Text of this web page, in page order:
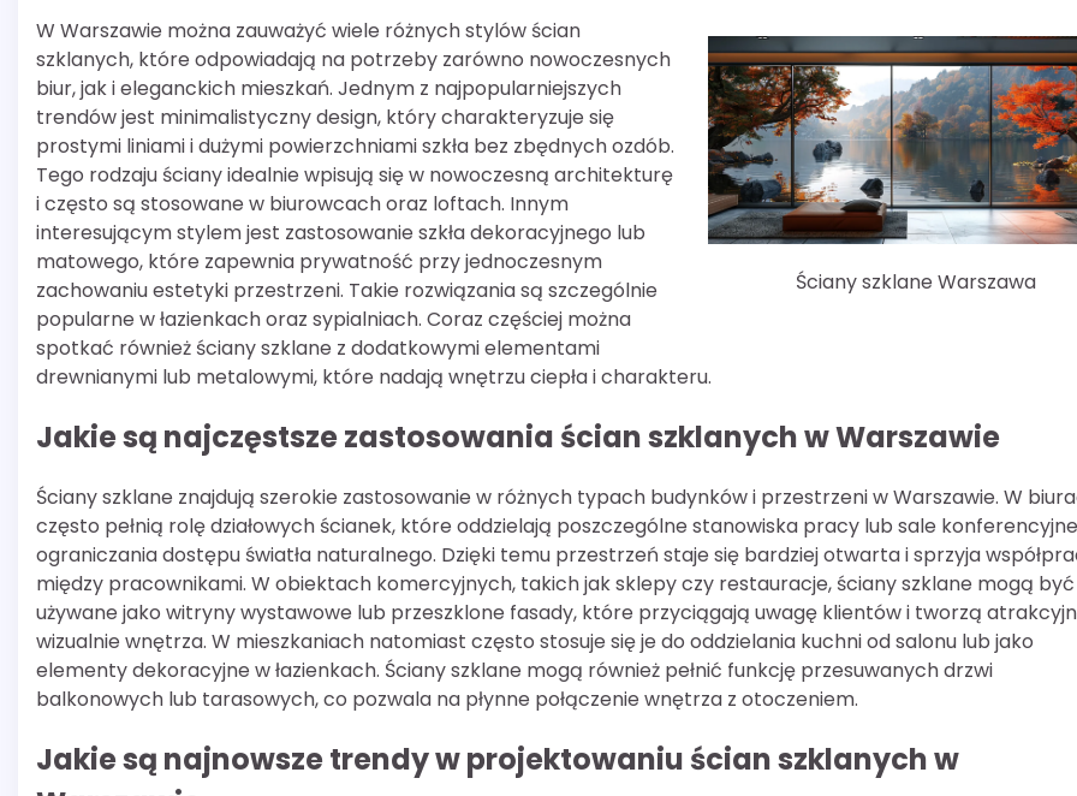
Ściany szklane Warszawa
W Warszawie można zauważyć wiele różnych stylów ścian
szklanych, które odpowiadają na potrzeby zarówno nowoczesnych
biur, jak i eleganckich mieszkań. Jednym z najpopularniejszych
trendów jest minimalistyczny design, który charakteryzuje się
prostymi liniami i dużymi powierzchniami szkła bez zbędnych ozdób.
Tego rodzaju ściany idealnie wpisują się w nowoczesną architekturę
i często są stosowane w biurowcach oraz loftach. Innym
interesującym stylem jest zastosowanie szkła dekoracyjnego lub
matowego, które zapewnia prywatność przy jednoczesnym
zachowaniu estetyki przestrzeni. Takie rozwiązania są szczególnie
popularne w łazienkach oraz sypialniach. Coraz częściej można
spotkać również ściany szklane z dodatkowymi elementami
drewnianymi lub metalowymi, które nadają wnętrzu ciepła i charakteru.
Jakie są najczęstsze zastosowania ścian szklanych w Warszawie
Ściany szklane znajdują szerokie zastosowanie w różnych typach budynków i przestrzeni w Warszawie. W
często pełnią rolę działowych ścianek, które oddzielają poszczególne stanowiska pracy lub sale
ograniczania dostępu światła naturalnego. Dzięki temu przestrzeń staje się bardziej otwarta i sprzyja
między pracownikami. W obiektach komercyjnych, takich jak sklepy czy restauracje, ściany szklane mogą być
używane jako witryny wystawowe lub przeszklone fasady, które przyciągają uwagę klientów i tworzą
wizualnie wnętrza. W mieszkaniach natomiast często stosuje się je do oddzielania kuchni od salonu lub jako
elementy dekoracyjne w łazienkach. Ściany szklane mogą również pełnić funkcję przesuwanych drzwi
balkonowych lub tarasowych, co pozwala na płynne połączenie wnętrza z otoczeniem.
Jakie są najnowsze trendy w projektowaniu ścian szklanych w